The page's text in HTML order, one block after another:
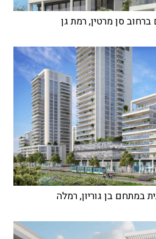
ברחוב סן מרטין, רמת גן
במתחם בן גוריון, רמלה